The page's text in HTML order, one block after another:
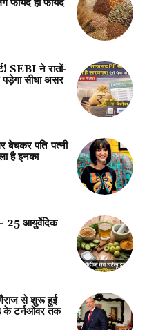
फायदे ही फायदे
SEBI ने रातों-
सीधा असर
पति-पत्नी
है इनका
25 आयुर्वेदिक
से शुरू हुई
टर्नओवर तक